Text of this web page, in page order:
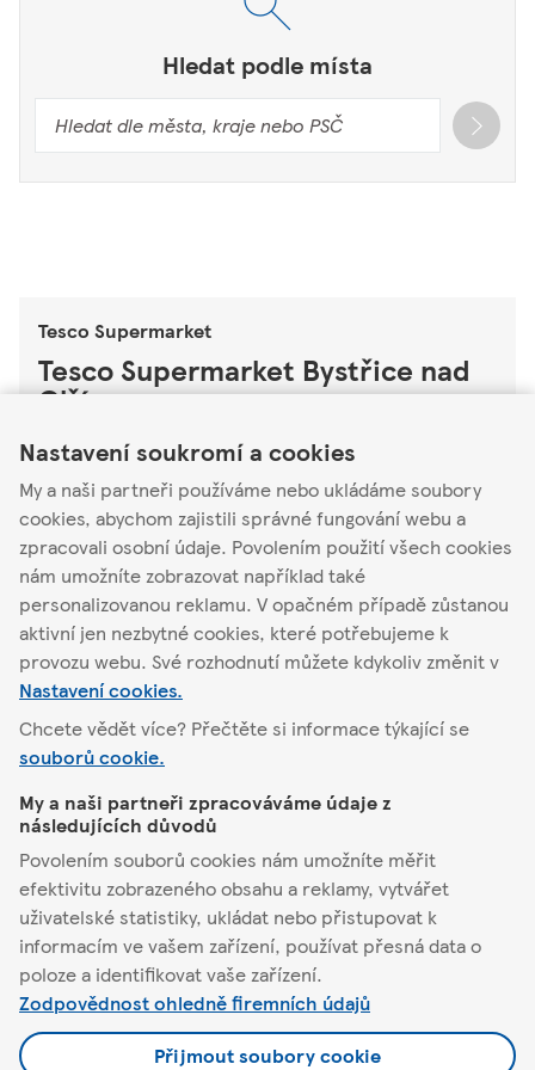
Nastavení soukromí a cookies
My a naši partneři používáme nebo ukládáme soubory
cookies, abychom zajistili správné fungování webu a
zpracovali osobní údaje. Povolením použití všech cookies
nám umožníte zobrazovat například také
personalizovanou reklamu. V opačném případě zůstanou
aktivní jen nezbytné cookies, které potřebujeme k
provozu webu. Své rozhodnutí můžete kdykoliv změnit v
Nastavení cookies.
Chcete vědět více? Přečtěte si informace týkající se
souborů cookie.
My a naši partneři zpracováváme údaje z
následujících důvodů
Povolením souborů cookies nám umožníte měřit
efektivitu zobrazeného obsahu a reklamy, vytvářet
uživatelské statistiky, ukládat nebo přistupovat k
informacím ve vašem zařízení, používat přesná data o
poloze a identifikovat vaše zařízení.
Zodpovědnost ohledně firemních údajů
Přijmout soubory cookie
Hledat podle místa
Tesco Supermarket
Tesco Supermarket Bystřice nad
Olší
Bystřice 1181
Otevřené-Zavírá v 20:00
Podrobnosti o
obchodu
Akční nabídka
Bystřice
Tesco
Pomůžeme vám
Co nabízíme
Podmínky a nastavení